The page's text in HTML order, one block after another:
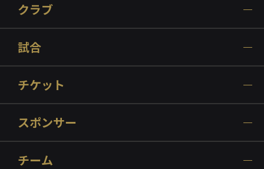
クラブ
試合
チケット
スポンサー
チーム